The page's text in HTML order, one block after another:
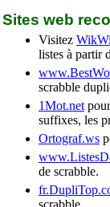
Sites web
Visitez
listes à partir
scrabble
1Mot.net
suffixes, les
Ortograf.ws
de scrabble.
scrabble.